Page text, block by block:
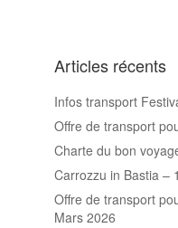
Articles récents
Infos transport
Offre de transport
Charte du bon
Carrozzu in Bastia –
Offre de transport
Mars 2026